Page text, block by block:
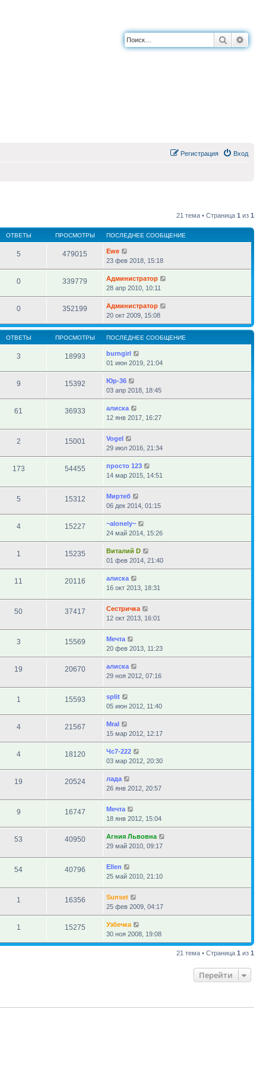
Поиск
Вход
Регистрация
21 тема • Страница 1 из 1
ОТВЕТЫ ПРОСМОТРЫ ПОСЛЕДНЕЕ СООБЩЕНИЕ
5 479015
Ewe
23 фев 2018, 15:18
0 339779
Администратор
28 апр 2010, 10:11
0 352199
Администратор
20 окт 2009, 15:08
ОТВЕТЫ ПРОСМОТРЫ ПОСЛЕДНЕЕ СООБЩЕНИЕ
3 18993
burngirl
01 июн 2019, 21:04
9 15392
Юр-36
03 апр 2018, 18:45
61 36933
алиска
12 янв 2017, 16:27
2 15001
Vogel
29 июл 2016, 21:34
173 54455
просто 123
14 мар 2015, 14:51
5 15312
Миртеб
06 дек 2014, 01:15
4 15227
~alonely~
24 май 2014, 15:26
1 15235
Виталий D
01 фев 2014, 21:40
11 20116
алиска
16 окт 2013, 18:31
50 37417
Сестричка
12 окт 2013, 16:01
3 15569
Мечта
20 фев 2013, 11:23
19 20670
алиска
29 ноя 2012, 07:16
1 15593
sрlit
05 июн 2012, 11:40
4 21567
Mral
15 мар 2012, 12:17
4 18120
Чс7-222
03 мар 2012, 20:30
19 20524
лада
26 янв 2012, 20:57
9 16747
Мечта
18 янв 2012, 15:04
53 40950
Агния Львовна
29 май 2010, 09:17
54 40796
Ellen
25 май 2010, 21:10
1 16356
Sunset
25 фев 2009, 04:17
1 15275
Узбечка
30 ноя 2008, 19:08
21 тема • Страница 1 из 1
Перейти